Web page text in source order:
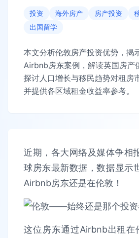
投资 海外房产 房产投资
出国留学
本文分析伦敦房产投资优势，揭
Airbnb房东案例，解读英国房产
探讨人口增长与移民趋势对租房
并提供各区域租金收益率参考。
近期，各大网络及媒体争相
球房东最新数据，数据显示
Airbnb房东还是在伦敦！
这位房东通过Airbnb出租在